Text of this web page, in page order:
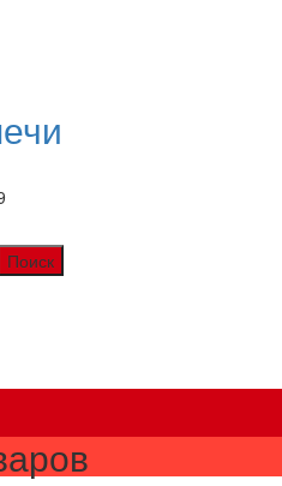
Поиск